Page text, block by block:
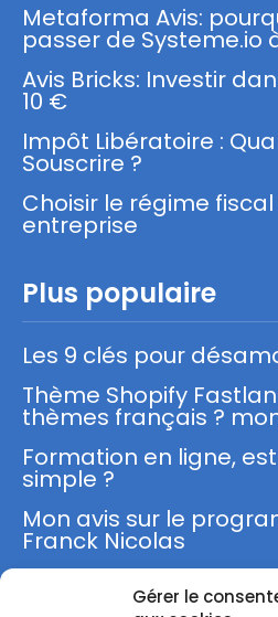
Gérer le
Metaforma Avis:
passer de Systeme.io
Avis Bricks: Investir
10 €
Impôt Libératoire :
Souscrire ?
Choisir le régime
entreprise
Plus populaire
Les 9 clés pour
Thème Shopify
thèmes français ?
Formation en ligne,
simple ?
Mon avis sur le
Franck Nicolas
S'inscrire